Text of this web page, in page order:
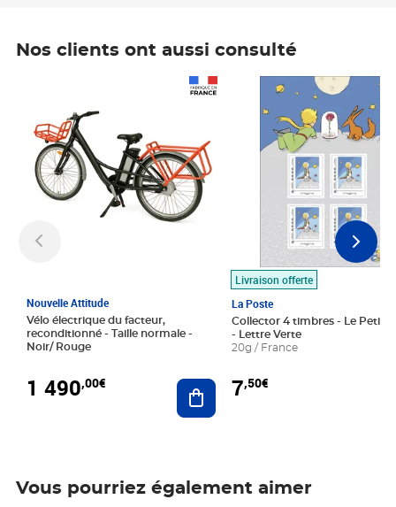
Nos clients ont aussi consulté
Nouvelle Attitude
Vélo électrique du facteur,
reconditionné - Taille normale -
Noir/ Rouge
1 490,00€ Ajouter au panier
Livraison offerte
La Poste
Collector 4 timbres - Le Petit
- Lettre Verte
20g / France
7,50€
Prix 7,50€
Vous pourriez également aimer